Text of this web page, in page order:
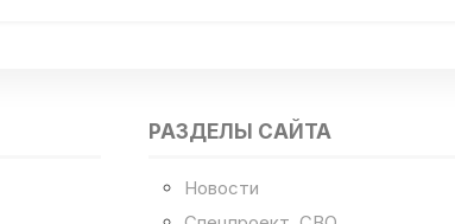
РАЗДЕЛЫ САЙТА
Новости